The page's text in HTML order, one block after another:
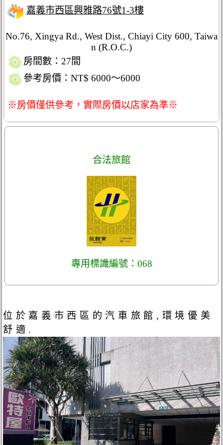
嘉義市西區興雅路76號1-3樓
No.76, Xingya Rd., West Dist., Chiayi City 600, Taiwa
n (R.O.C.)
房間數：27間
參考房價：NT$ 6000～6000
※房價僅供參考，實際房價以店家為準※
合法旅館
專用標識編號：068
位於嘉義市西區的汽車旅館,環境優美
舒適.